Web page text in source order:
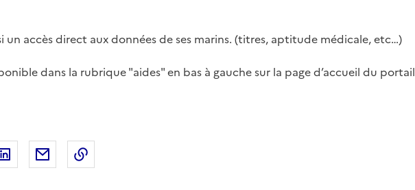
un accès direct aux données de ses marins. (titres, aptitude médicale, etc…)
dans la rubrique "aides" en bas à gauche sur la page d’accueil du portail
Facebook
sur X
Partager sur LinkedIn
Partager par email